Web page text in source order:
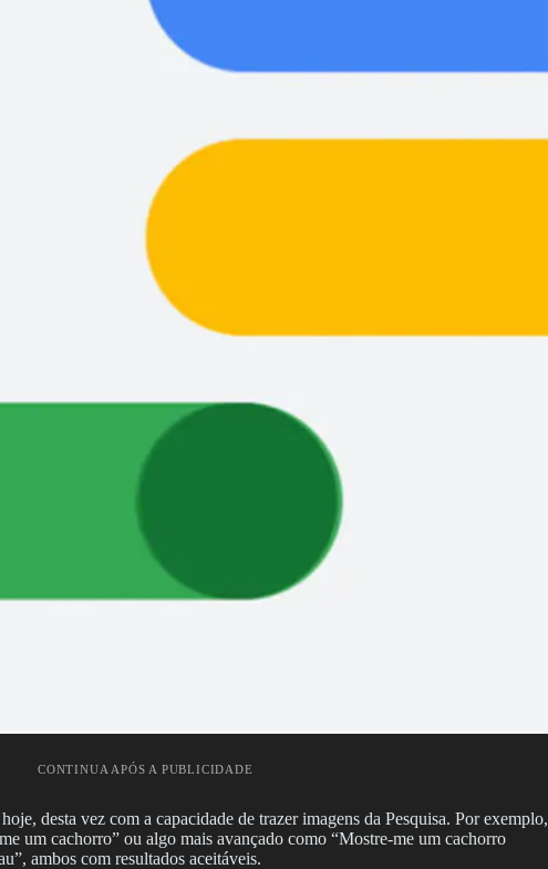
CONTINUA APÓS A PUBLICIDADE
desta vez com a capacidade de trazer imagens da Pesquisa. Por exemplo,
um cachorro” ou algo mais avançado como “Mostre-me um cachorro
ambos com resultados aceitáveis.